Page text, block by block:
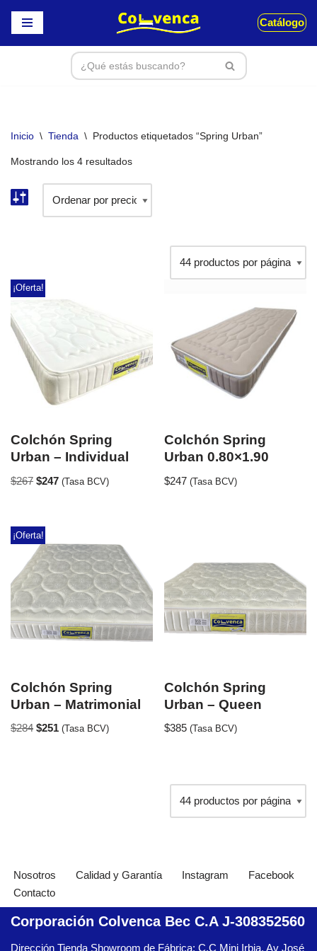
Saltar
Catálogo
Inicio \ Tienda \ Productos etiquetados “Spring Urban”
Mostrando los 4 resultados
¡Oferta!
Colchón Spring
Urban – Individual
$267 $247 (Tasa BCV)
Colchón Spring
Urban 0.80×1.90
$247 (Tasa BCV)
¡Oferta!
Colchón Spring
Urban – Matrimonial
$284 $251 (Tasa BCV)
Colchón Spring
Urban – Queen
$385 (Tasa BCV)
Nosotros Calidad y Garantía Instagram
Facebook
Contacto
Corporación Colvenca Bec C.A J-308352560
Dirección Tienda Showroom de Fábrica: C.C Mini Irbia, Av José